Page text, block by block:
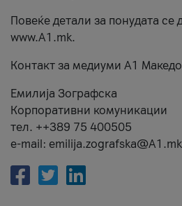
Повеќе детали за понудата се
www.А1.mk.
Контакт за медиуми А1
Емилија Зографска
Корпоративни комуникации
тел. ++389 75 400505
e-mail: emilija.zografska@A1.mk